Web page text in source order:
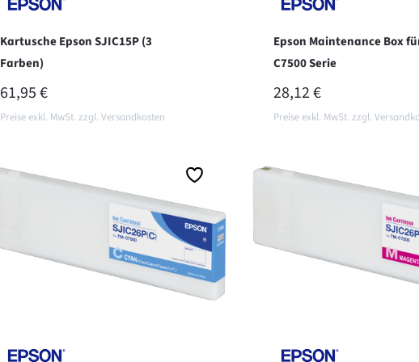
Kartusche Epson SJIC15P (3
Farben)
REGULÄRER PREIS:
61,95 €
Preise exkl. MwSt. zzgl. Versandkosten
In den Warenkorb
Epson Maintenance Box
C7500 Serie
REGULÄRER PREIS:
28,12 €
Preise exkl. MwSt. zzgl.
In den Warenkorb